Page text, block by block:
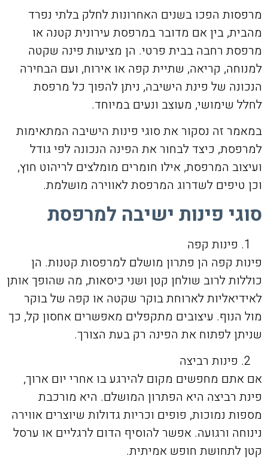
מרפסות הפכו בשנים האחרונות לחלק בלתי נפרד
מהבית, בין אם מדובר במרפסת עירונית קטנה או
מרפסת רחבה בבית פרטי. הן מציעות פינה שקטה
למנוחה, קריאה, שתיית קפה או אירוח, ועם הבחירה
הנכונה של פינת הישיבה, ניתן להפוך כל מרפסת
לחלל שימושי, מעוצב ונעים במיוחד.
במאמר זה נסקור את סוגי פינות הישיבה המתאימות
למרפסת, כיצד לבחור את הפינה הנכונה לפי גודל
ועיצוב המרפסת, אילו חומרים מומלצים לריהוט חוץ,
וכן טיפים לשדרוג המרפסת לאווירה מושלמת.
סוגי פינות ישיבה למרפסת
פינות קפה
פינות קפה הן פתרון מושלם למרפסות קטנות. הן
כוללות לרוב שולחן קטן ושני כיסאות, מה שהופך אותן
לאידיאליות לארוחת בוקר שקטה או קפה של בוקר
מול הנוף. עיצובים מתקפלים מאפשרים אחסון קל, כך
שניתן לפתוח את הפינה רק בעת הצורך.
פינות רביצה
אם אתם מחפשים מקום להירגע בו אחרי יום ארוך,
פינת רביצה היא הפתרון המושלם. היא מורכבת
מספות נמוכות, פופים וכריות גדולות שיוצרים אווירה
נינוחה ורגועה. אפשר להוסיף הדום לרגליים או ערסל
קטן לתחושת חופש אמיתית.